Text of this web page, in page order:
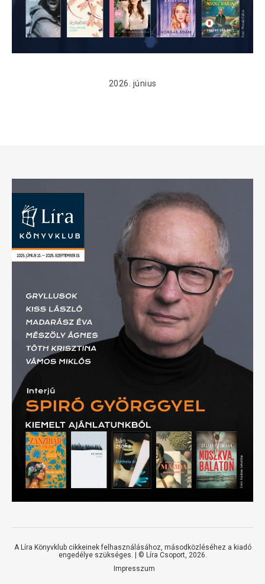
2026. június
A Líra Könyvklub cikkeinek felhasználásához, másodközléséhez a kiadó
engedélye szükséges. | © Líra Csoport, 2026.
Impresszum